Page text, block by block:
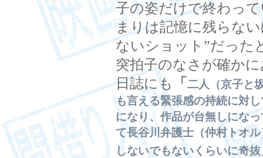
子の姿だけで終わっ
まりは記憶に残らな
ないショット”だった
突拍子のなさが確か
日誌にも
「 二人（京子と
も言える緊張感の持続に対
になり、作品が台無しにな
て長谷川弁護士（仲村トオ
しないでもないくらいに奇抜